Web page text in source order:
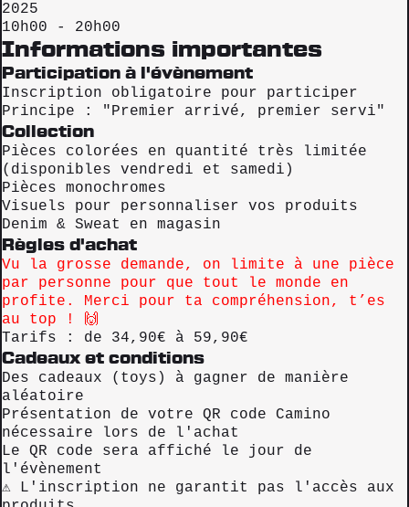
2025
10h00 - 20h00
Informations importantes
Participation à l'évènement
Inscription obligatoire pour participer
Principe : "Premier arrivé, premier servi"
Collection
Pièces colorées en quantité très limitée
(disponibles vendredi et samedi)
Pièces monochromes
Visuels pour personnaliser vos produits
Denim & Sweat en magasin
Règles d'achat
Vu la grosse demande, on limite à une pièce
par personne pour que tout le monde en
profite. Merci pour ta compréhension, t’es
au top ! 🙌
Tarifs : de 34,90€ à 59,90€
Cadeaux et conditions
Des cadeaux (toys) à gagner de manière
aléatoire
Présentation de votre QR code Camino
nécessaire lors de l'achat
Le QR code sera affiché le jour de
l'évènement
⚠️ L'inscription ne garantit pas l'accès aux